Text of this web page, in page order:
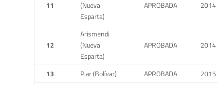
11
(Nueva
Esparta)
APROBADA 2014
12
Arismendi
(Nueva
Esparta)
APROBADA 2014
13 Piar (Bolívar) APROBADA 2015